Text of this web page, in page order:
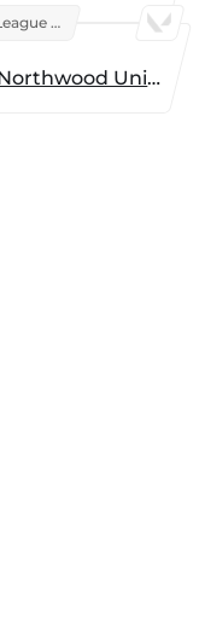
PlayVS College League 2025: Fall
Northwood University